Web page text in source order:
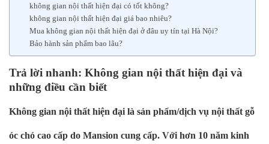
không gian nội thất hiện đại có tốt không?
không gian nội thất hiện đại giá bao nhiêu?
Mua không gian nội thất hiện đại ở đâu uy tín tại Hà Nội?
Bảo hành sản phẩm bao lâu?
Trả lời nhanh: Không gian nội thất hiện đại và
những điều cần biết
Không gian nội thất hiện đại là sản phẩm/dịch vụ nội thất gỗ
óc chó cao cấp do Mansion cung cấp. Với hơn 10 năm kinh